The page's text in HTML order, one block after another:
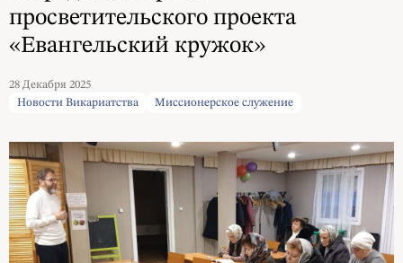
просветительского проекта
«Евангельский кружок»
28 Декабря 2025
Новости Викариатства
Миссионерское служение